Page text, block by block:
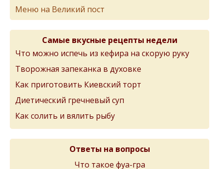
Меню на Великий пост
Самые вкусные рецепты недели
Что можно испечь из кефира на скорую руку
Творожная запеканка в духовке
Как приготовить Киевский торт
Диетический гречневый суп
Как солить и вялить рыбу
Ответы на вопросы
Что такое фуа-гра